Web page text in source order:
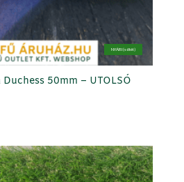
NYÁRI (sötét)
50mm – UTOLSÓ
Ft.